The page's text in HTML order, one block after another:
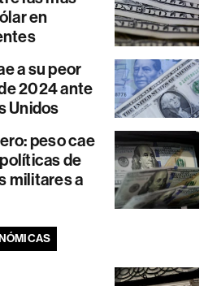
en
a su peor
2024 ante
Unidos
peso cae
de
militares a